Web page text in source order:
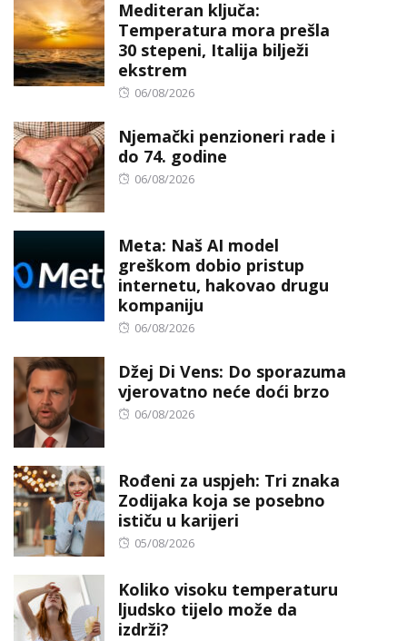
Mediteran ključa:
Temperatura mora prešla
30 stepeni, Italija bilježi
ekstrem
Posted
06/08/2026
Njemački penzioneri rade i
do 74. godine
Posted
06/08/2026
Meta: Naš AI model
greškom dobio pristup
internetu, hakovao drugu
kompaniju
Posted
06/08/2026
Džej Di Vens: Do sporazuma
vjerovatno neće doći brzo
Posted
06/08/2026
Rođeni za uspjeh: Tri znaka
Zodijaka koja se posebno
ističu u karijeri
Posted
05/08/2026
Koliko visoku temperaturu
ljudsko tijelo može da
izdrži?